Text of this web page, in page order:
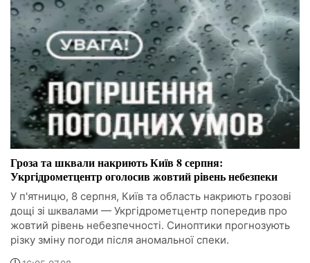
Гроза та шквали накриють Київ 8 серпня:
Укргідрометцентр оголосив жовтий рівень небезпеки
У п'ятницю, 8 серпня, Київ та область накриють грозові
дощі зі шквалами — Укргідрометцентр попередив про
жовтий рівень небезпечності. Синоптики прогнозують
різку зміну погоди після аномальної спеки.